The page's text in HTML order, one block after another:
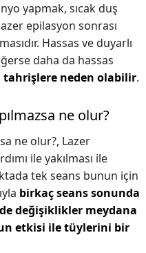
yapmak, sıcak duş
epilasyon sonrası
Hassas ve duyarlı
daha da hassas
tahrişlere neden olabilir.
ne olur?
ne olur?, Lazer
ile yakılması ile
tek seans bunun için
birkaç seans sonunda
değişiklikler meydana
etkisi ile tüylerini bir